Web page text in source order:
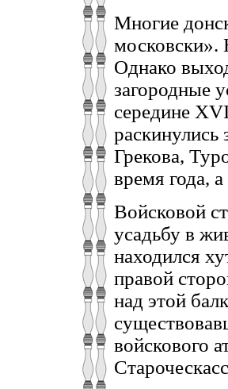
Многие
московски».
Однако
загородные
середине
Грекова,
время года,
Войсковой
усадьбу в
находился
правой
над этой
войскового